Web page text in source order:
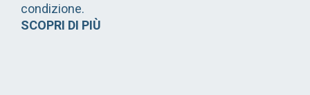
condizione.
SCOPRI DI PIÙ